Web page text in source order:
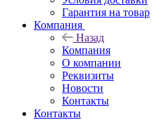
Гарантия на товар
Компания
Назад
Компания
О компании
Реквизиты
Новости
Контакты
Контакты